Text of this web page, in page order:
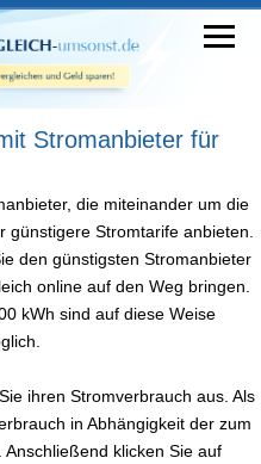
Stromanbieter für
die miteinander um die
Stromtarife anbieten.
den günstigsten Stromanbieter
online auf den Weg bringen.
kWh sind auf diese Weise
ihren Stromverbrauch aus. Als
in Abhängigkeit der zum
klicken Sie auf